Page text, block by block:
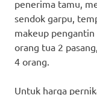
penerima tamu,
sendok garpu,
makeup
orang tua 2
4 orang.
Untuk harga